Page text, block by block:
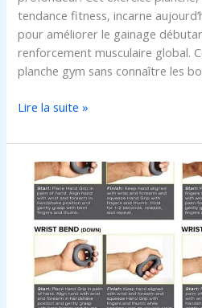
tendance fitness, incarne
pour améliorer le gainage
renforcement musculaire global.
planche gym sans connaître les
Lire la suite »
Musculation
des
mains
exercices
efficaces
pour
renforcer